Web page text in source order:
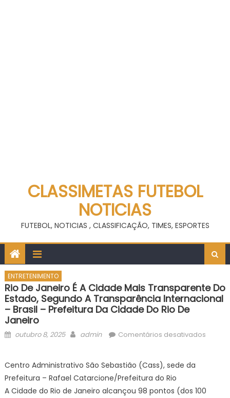
CLASSIMETAS FUTEBOL
NOTICIAS
FUTEBOL, NOTICIAS , CLASSIFICAÇÃO, TIMES, ESPORTES
ENTRETENIMENTO
Rio De Janeiro É A Cidade Mais Transparente Do
Estado, Segundo A Transparência Internacional
– Brasil – Prefeitura Da Cidade Do Rio De
Janeiro
Posted
outubro 8, 2025 Author
admin Comentários desativadosem
a
Centro Administrativo São Sebastião (Cass), sede da
Prefeitura – Rafael Catarcione/Prefeitura do Rio
A Cidade do Rio de Janeiro alcançou 98 pontos (dos 100